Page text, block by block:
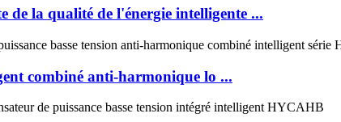
de la qualité de l'énergie intelligente ...
combiné anti-harmonique lo ...